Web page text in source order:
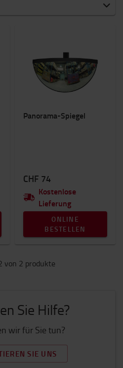
Stapler
Panorama-Spiegel
CHF 74
Kostenlose
Lieferung
ONLINE
BESTELLEN
von 2 produkte
Sie Hilfe?
wir für Sie tun?
SIE UNS